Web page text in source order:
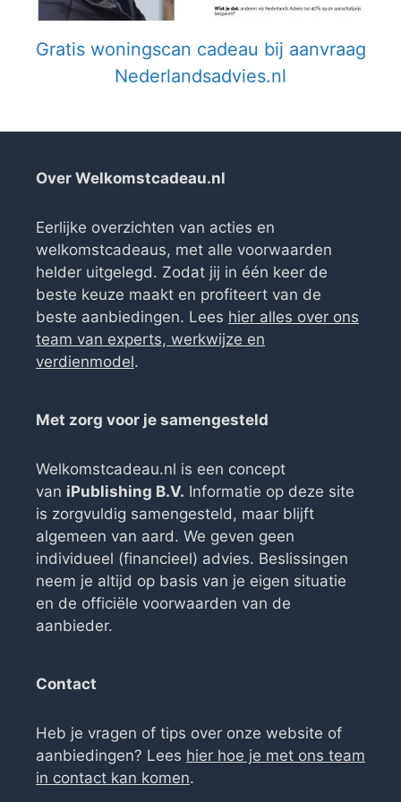
Gratis woningscan cadeau bij aanvraag
Nederlandsadvies.nl
Over Welkomstcadeau.nl
Eerlijke overzichten van acties en
welkomstcadeaus, met alle voorwaarden
helder uitgelegd. Zodat jij in één keer de
beste keuze maakt en profiteert van de
beste aanbiedingen. Lees hier alles over ons
team van experts, werkwijze en
verdienmodel.
Met zorg voor je samengesteld
Welkomstcadeau.nl is een concept
van iPublishing B.V. Informatie op deze site
is zorgvuldig samengesteld, maar blijft
algemeen van aard. We geven geen
individueel (financieel) advies. Beslissingen
neem je altijd op basis van je eigen situatie
en de officiële voorwaarden van de
aanbieder.
Contact
Heb je vragen of tips over onze website of
aanbiedingen? Lees hier hoe je met ons team
in contact kan komen.